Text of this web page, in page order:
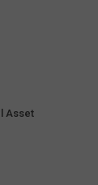
Asset